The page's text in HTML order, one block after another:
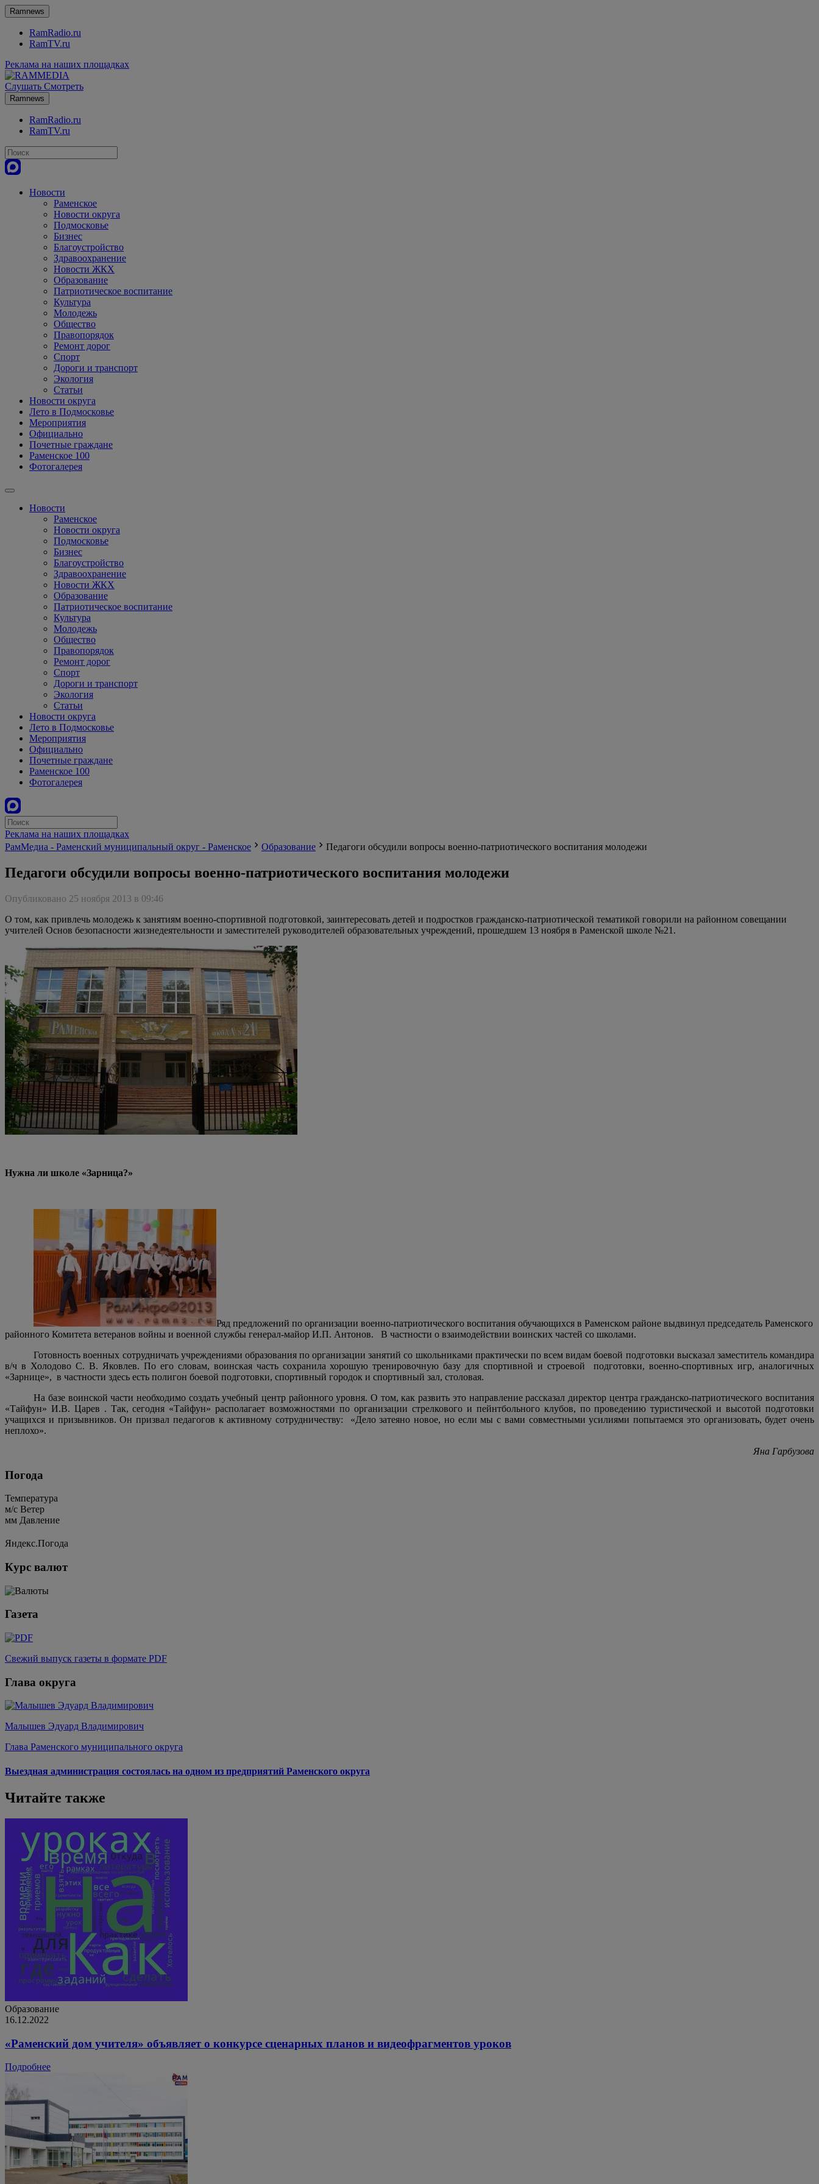
Ramnews
RamRadio.ru
RamTV.ru
Реклама на наших площадках
Слушать Смотреть
Ramnews
RamRadio.ru
RamTV.ru
Новости
Раменское
Новости округа
Подмосковье
Бизнес
Благоустройство
Здравоохранение
Новости ЖКХ
Образование
Патриотическое воспитание
Культура
Молодежь
Общество
Правопорядок
Ремонт дорог
Спорт
Дороги и транспорт
Экология
Статьи
Новости округа
Лето в Подмосковье
Мероприятия
Официально
Почетные граждане
Раменское 100
Фотогалерея
Новости
Раменское
Новости округа
Подмосковье
Бизнес
Благоустройство
Здравоохранение
Новости ЖКХ
Образование
Патриотическое воспитание
Культура
Молодежь
Общество
Правопорядок
Ремонт дорог
Спорт
Дороги и транспорт
Экология
Статьи
Новости округа
Лето в Подмосковье
Мероприятия
Официально
Почетные граждане
Раменское 100
Фотогалерея
Реклама на наших площадках
РамМедиа - Раменский муниципальный округ - Раменское
Образование Педагоги обсудили вопросы военно-патриотического воспитания молодежи
Педагоги обсудили вопросы военно-патриотического воспитания молодежи
Опубликовано 25 ноября 2013 в 09:46
О том, как привлечь молодежь к занятиям военно-спортивной подготовкой, заинтересовать детей и подростков гражданско-патриотической тематикой говорили на районном совещании
учителей Основ безопасности жизнедеятельности и заместителей руководителей образовательных учреждений, прошедшем 13 ноября в Раменской школе №21.
Нужна ли школе «Зарница?»
Ряд предложений по организации военно-патриотического воспитания обучающихся в Раменском районе выдвинул председатель Раменского
районного Комитета ветеранов войны и военной службы генерал-майор И.П. Антонов.
В частности о взаимодействии воинских частей со школами.
Готовность военных сотрудничать учреждениями образования по организации занятий со школьниками практически по всем видам боевой подготовки высказал заместитель командира
в/ч в Холодово С. В. Яковлев. По его словам, воинская часть сохранила хорошую тренировочную базу для спортивной и строевой
подготовки, военно-спортивных игр, аналогичных
«Зарнице», в частности здесь есть полигон боевой подготовки, спортивный городок и спортивный зал, столовая.
На базе воинской части необходимо создать учебный центр районного уровня. О том, как развить это направление рассказал директор центра гражданско-патриотического воспитания
«Тайфун» И.В. Царев . Так, сегодня «Тайфун» располагает возможностями по организации стрелкового и пейнтбольного клубов, по проведению туристической и высотой подготовки
учащихся и призывников. Он призвал педагогов к активному сотрудничеству:
«Дело затеяно новое, но если мы с вами совместными усилиями попытаемся это организовать, будет очень
неплохо».
Яна Гарбузова
Погода
Температура
м/c Ветер
мм Давление
Яндекс.Погода
Курс валют
Газета
Свежий выпуск газеты в формате PDF
Глава округа
Малышев Эдуард Владимирович
Глава Раменского муниципального округа
Выездная администрация состоялась на одном из предприятий Раменского округа
Читайте также
Образование
16.12.2022
«Раменский дом учителя» объявляет о конкурсе сценарных планов и видеофрагментов уроков
Подробнее